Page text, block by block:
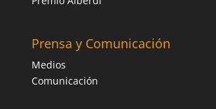
Prensa y Comunicación
Medios
Comunicación